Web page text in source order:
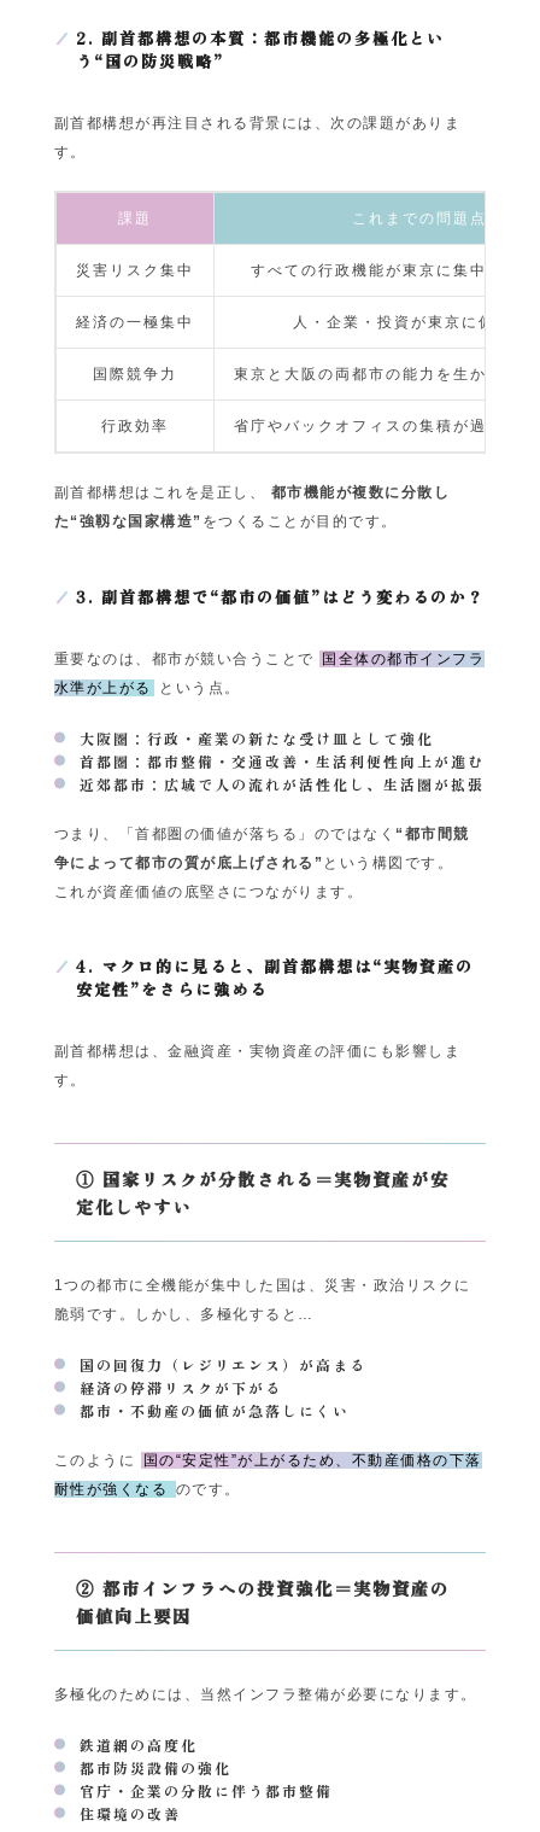
2. 副首都構想の本質：都市機能の多極化とい
う“国の防災戦略”
副首都構想が再注目される背景には、次の課題がありま
す。
課題 これまでの問題点
災害リスク集中 すべての行政機能が東京に集中し過
経済の一極集中 人・企業・投資が東京に偏る構
国際競争力 東京と大阪の両都市の能力を生かし切
行政効率 省庁やバックオフィスの集積が過密を
副首都構想はこれを是正し、 都市機能が複数に分散し
た“強靱な国家構造” をつくることが目的です。
3. 副首都構想で“都市の価値”はどう変わるのか？
重要なのは、都市が競い合うことで
国全体の都市インフラ
水準が上がる
という点。
大阪圏：行政・産業の新たな受け皿として強化
首都圏：都市整備・交通改善・生活利便性向上が進む
近郊都市：広域で人の流れが活性化し、生活圏が拡張
つまり、「首都圏の価値が落ちる」のではなく “都市間競
争によって都市の質が底上げされる” という構図です。
これが資産価値の底堅さにつながります。
4. マクロ的に見ると、副首都構想は“実物資産の
安定性”をさらに強める
副首都構想は、金融資産・実物資産の評価にも影響しま
す。
① 国家リスクが分散される＝実物資産が安
定化しやすい
1つの都市に全機能が集中した国は、災害・政治リスクに
脆弱です。しかし、多極化すると…
国の回復力（レジリエンス）が高まる
経済の停滞リスクが下がる
都市・不動産の価値が急落しにくい
このように
国の“安定性”が上がるため、不動産価格の下落
耐性が強くなる
のです。
② 都市インフラへの投資強化＝実物資産の
価値向上要因
多極化のためには、当然インフラ整備が必要になります。
鉄道網の高度化
都市防災設備の強化
官庁・企業の分散に伴う都市整備
住環境の改善